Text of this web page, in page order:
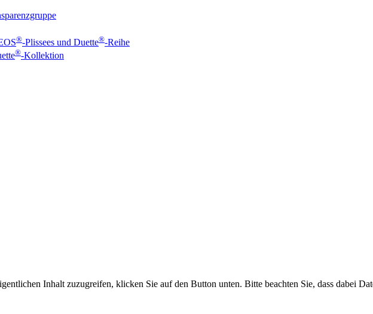
®-Plissees und Duette®-Reihe
®-Kollektion
Inhalt zuzugreifen, klicken Sie auf den Button unten. Bitte beachten Sie, dass dabei